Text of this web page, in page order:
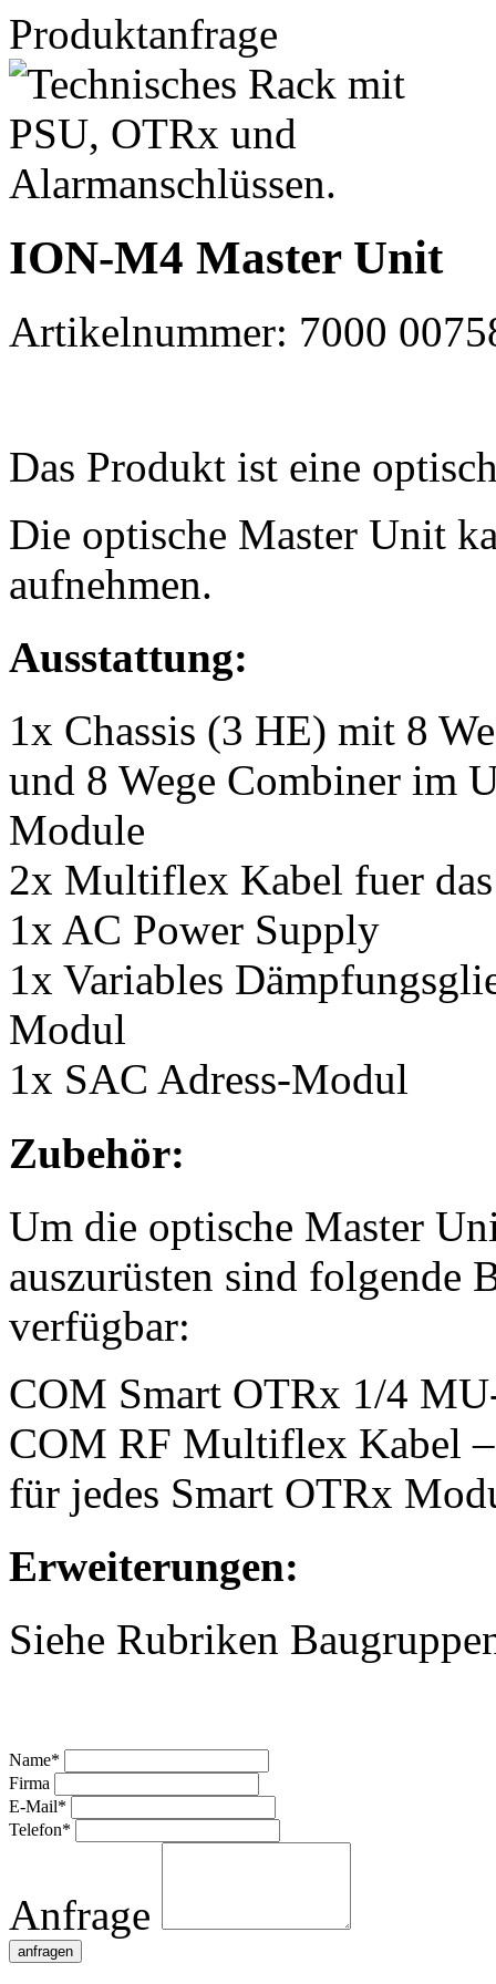
Produktanfrage
ION-M4 Master Unit
Artikelnummer: 7000
Das Produkt ist eine
Die optische Master Unit
aufnehmen.
Ausstattung:
1x Chassis (3 HE) mit 8
und 8 Wege Combiner im
Module
2x Multiflex Kabel fuer
1x AC Power Supply
1x Variables
Modul
1x SAC Adress-Modul
Zubehör:
Um die optische Master
auszurüsten sind folgende
verfügbar:
COM Smart OTRx 1/4
COM RF Multiflex Kabel
für jedes Smart OTRx
Erweiterungen:
Siehe Rubriken
Name*
Firma
E-Mail*
Telefon*
Anfrage